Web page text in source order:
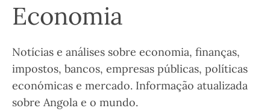
Economia
Notícias e análises sobre economia, finanças,
impostos, bancos, empresas públicas, políticas
económicas e mercado. Informação atualizada
sobre Angola e o mundo.